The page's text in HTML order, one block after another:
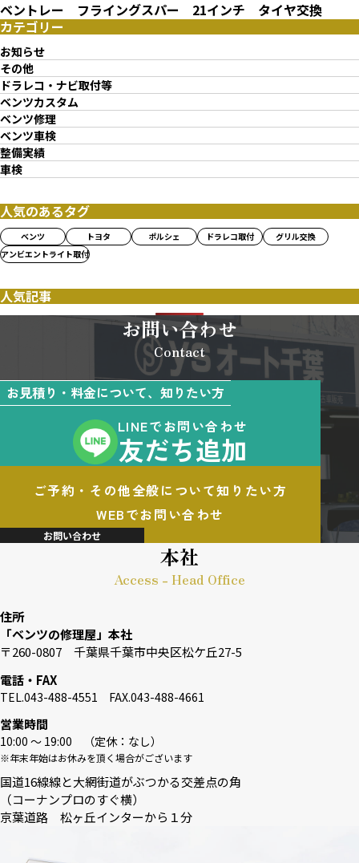
ベントレー フライングスパー 21インチ タイヤ交換
カテゴリー
お知らせ
その他
ドラレコ・ナビ取付等
ベンツカスタム
ベンツ修理
ベンツ車検
整備実績
車検
人気のあるタグ
ベンツ トヨタ ポルシェ ドラレコ取付
グリル交換
アンビエントライト取付
人気記事
お問い合わせ
Contact
お見積り・料金について、知りたい方
LINEでお問い合わせ
友だち追加
ご予約・その他全般について知りたい方
WEBでお問い合わせ
お問い合わせ
本社
Access - Head Office
住所
「ベンツの修理屋」本社
〒260-0807 千葉県千葉市中央区松ケ丘27-5
電話・FAX
TEL.043-488-4551 FAX.043-488-4661
営業時間
10:00 〜 19:00 （定休：なし）
※年末年始はお休みを頂く場合がございます
国道16線線と大網街道がぶつかる交差点の角
（コーナンプロのすぐ横）
京葉道路 松ヶ丘インターから１分